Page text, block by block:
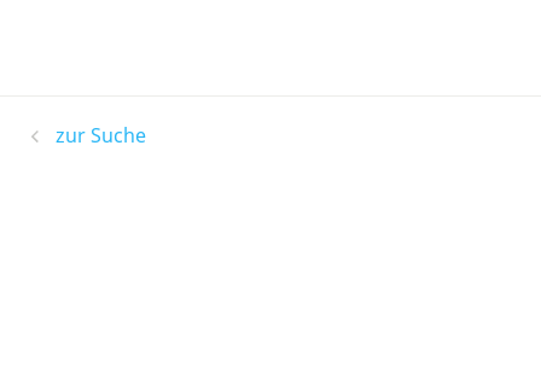
zur Suche